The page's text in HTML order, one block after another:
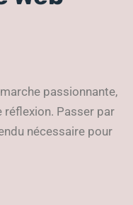
passionnante,
réflexion. Passer par
nécessaire pour